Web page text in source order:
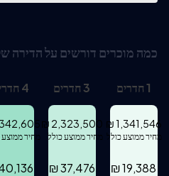
כמה מוכרים דורשים על הדירה
1חדרים
1,341,546
₪
מחיר ממוצע כולל
19,388
₪
3 חדרים
2,323,500
₪
מחיר ממוצע כולל
37,476
₪
4
מחיר ממוצע